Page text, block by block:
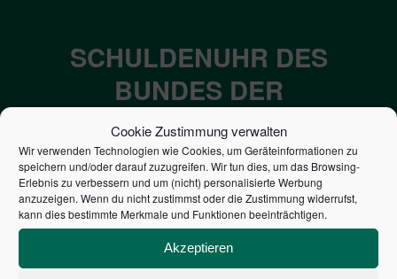
Cookie Zustimmung verwalten
Wir verwenden Technologien wie Cookies, um Geräteinformationen zu
speichern und/oder darauf zuzugreifen. Wir tun dies, um das Browsing-
Erlebnis zu verbessern und um (nicht) personalisierte Werbung
anzuzeigen. Wenn du nicht zustimmst oder die Zustimmung widerrufst,
kann dies bestimmte Merkmale und Funktionen beeinträchtigen.
Akzeptieren
SCHULDENUHR DES
BUNDES DER
STEUERZAHLER
7,052€
NEUVERSCHULDUNG
PRO SEKUNDE